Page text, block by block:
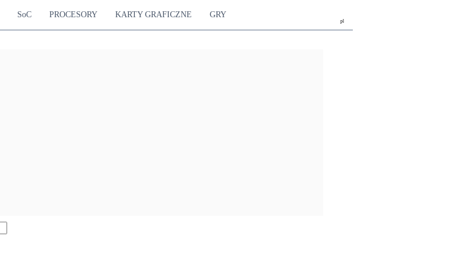
pl
SoC PROCESORY KARTY GRAFICZNE GRY